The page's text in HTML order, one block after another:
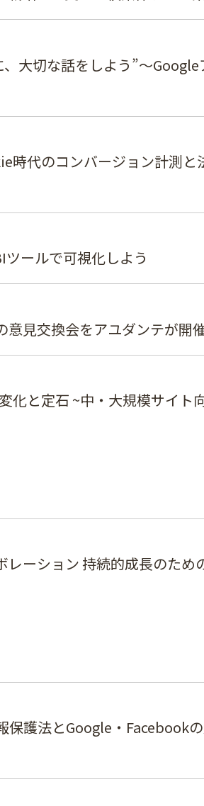
大切な話をしよう”～
時代のコンバージョン計測
ツールで可視化しよう
見交換会をアユダンテが開
化と定石 ~中・大規模サイト
レーション 持続的成長のため
保護法とGoogle・Facebook